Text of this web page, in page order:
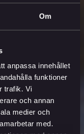
Om
anpassa innehållet
funktioner
trafik. Vi
och annan
medier och
med.